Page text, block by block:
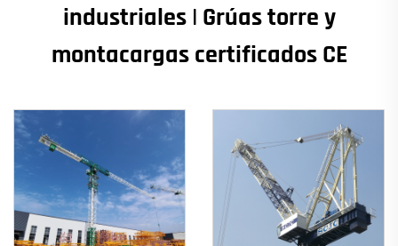
industriales | Grúas torre y
montacargas certificados CE